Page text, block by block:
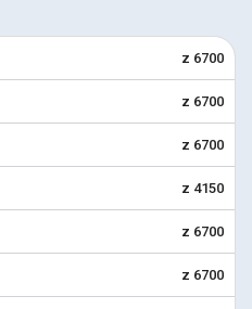
z 6700
z 6700
z 6700
z 4150
z 6700
z 6700